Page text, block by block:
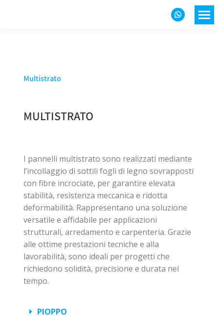
Multistrato
MULTISTRATO
I pannelli multistrato sono realizzati mediante
l’incollaggio di sottili fogli di legno sovrapposti
con fibre incrociate, per garantire elevata
stabilità, resistenza meccanica e ridotta
deformabilità. Rappresentano una soluzione
versatile e affidabile per applicazioni
strutturali, arredamento e carpenteria. Grazie
alle ottime prestazioni tecniche e alla
lavorabilità, sono ideali per progetti che
richiedono solidità, precisione e durata nel
tempo.
PIOPPO